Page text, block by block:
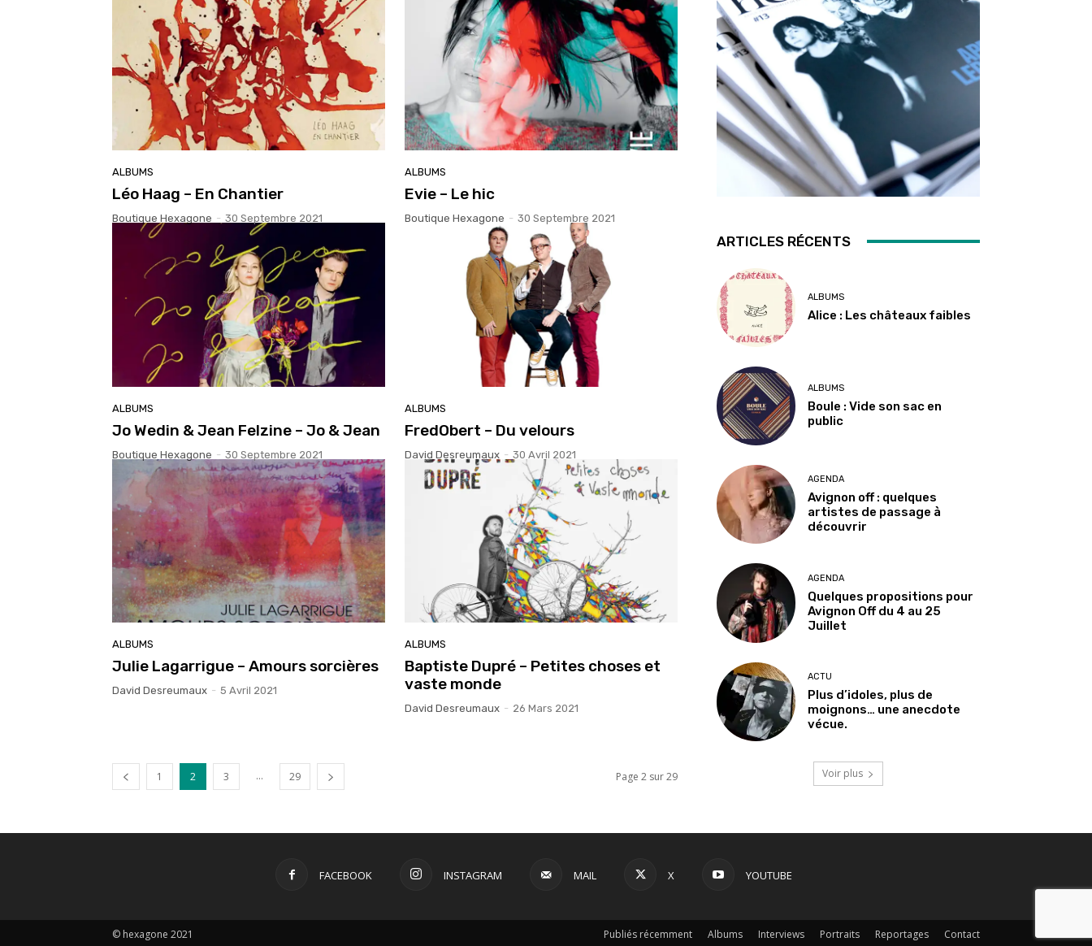
ALBUMS
Léo Haag – En Chantier
Boutique Hexagone - 30 Septembre 2021
ALBUMS
Evie – Le hic
Boutique Hexagone - 30 Septembre 2021
ALBUMS
Jo Wedin & Jean Felzine – Jo & Jean
Boutique Hexagone - 30 Septembre 2021
ALBUMS
FredObert – Du velours
David Desreumaux - 30 Avril 2021
ALBUMS
Julie Lagarrigue – Amours sorcières
David Desreumaux - 5 Avril 2021
ALBUMS
Baptiste Dupré – Petites choses et
vaste monde
David Desreumaux - 26 Mars 2021
1 2 3 ... 29 Page 2 sur 29
ARTICLES RÉCENTS
ALBUMS
Alice : Les châteaux faibles
ALBUMS
Boule : Vide son sac en
public
AGENDA
Avignon off : quelques
artistes de passage à
découvrir
AGENDA
Quelques propositions pour
Avignon Off du 4 au 25
Juillet
ACTU
Plus d’idoles, plus de
moignons… une anecdote
vécue.
Voir plus
FACEBOOK INSTAGRAM MAIL X YOUTUBE
Publiés récemment Albums Interviews Portraits Reportages Contact
© hexagone 2021